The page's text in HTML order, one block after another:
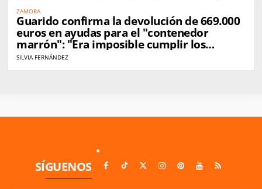
ZAMORA
Guarido confirma la devolución de 669.000
euros en ayudas para el "contenedor
marrón": "Era imposible cumplir los
plazos"
SILVIA FERNÁNDEZ
SÍGUENOS